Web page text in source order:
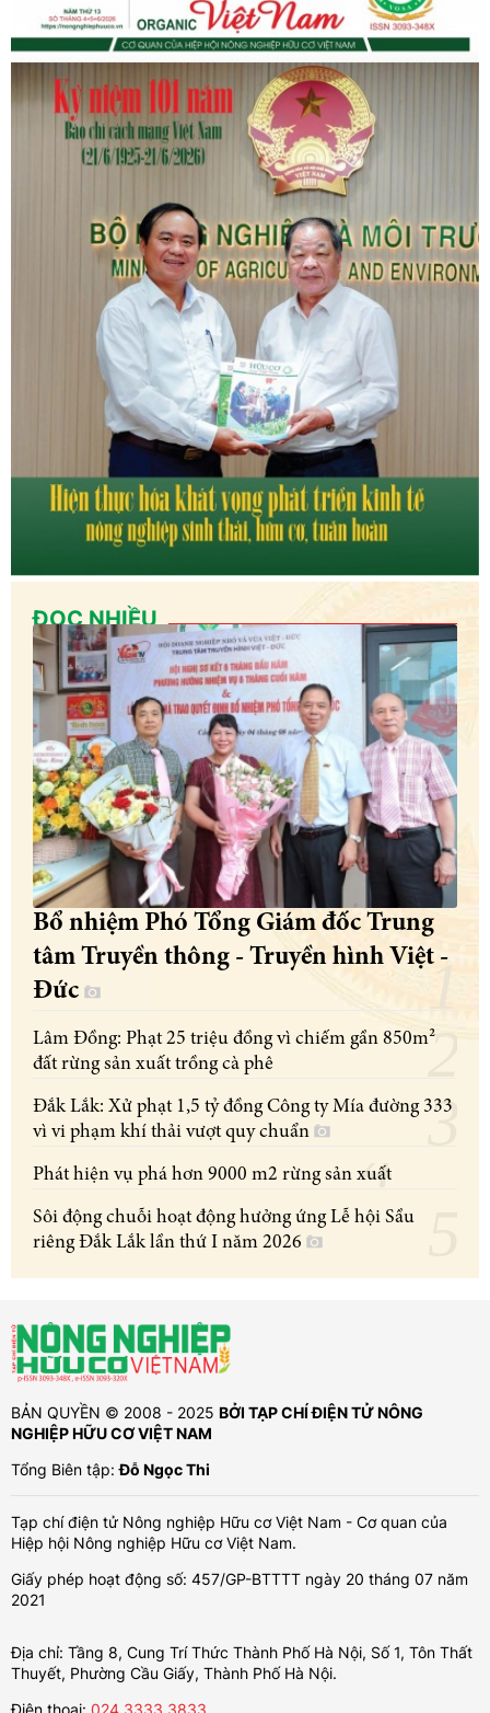
ĐỌC NHIỀU
Bổ nhiệm Phó Tổng Giám đốc Trung
tâm Truyền thông - Truyền hình Việt -
Đức
Lâm Đồng: Phạt 25 triệu đồng vì chiếm gần 850m²
đất rừng sản xuất trồng cà phê
Đắk Lắk: Xử phạt 1,5 tỷ đồng Công ty Mía đường 333
vì vi phạm khí thải vượt quy chuẩn
Phát hiện vụ phá hơn 9000 m2 rừng sản xuất
Sôi động chuỗi hoạt động hưởng ứng Lễ hội Sầu
riêng Đắk Lắk lần thứ I năm 2026
BẢN QUYỀN © 2008 - 2025 BỞI TẠP CHÍ ĐIỆN TỬ NÔNG
NGHIỆP HỮU CƠ VIỆT NAM
Tổng Biên tập:Đỗ Ngọc Thi
Tạp chí điện tử Nông nghiệp Hữu cơ Việt Nam - Cơ quan của
Hiệp hội Nông nghiệp Hữu cơ Việt Nam.
Giấy phép hoạt động số: 457/GP-BTTTT ngày 20 tháng 07 năm
2021
Địa chỉ: Tầng 8, Cung Trí Thức Thành Phố Hà Nội, Số 1, Tôn Thất
Thuyết, Phường Cầu Giấy, Thành Phố Hà Nội.
Điện thoại: 024.3333.3833